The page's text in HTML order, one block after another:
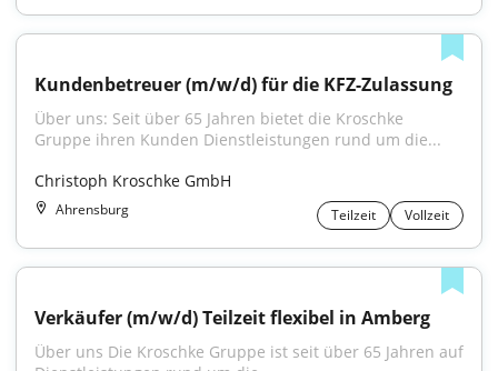
Kundenbetreuer (m/w/d) für die KFZ-Zulassung
Über uns: Seit über 65 Jahren bietet die Kroschke
Gruppe ihren Kunden Dienstleistungen rund um die...
Christoph Kroschke GmbH
Ahrensburg Teilzeit Vollzeit
Verkäufer (m/w/d) Teilzeit flexibel in Amberg
Über uns Die Kroschke Gruppe ist seit über 65 Jahren auf